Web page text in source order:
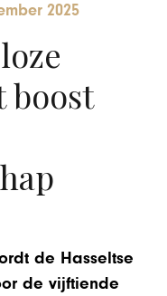
2025
boost
de Hasseltse
de vijftiende